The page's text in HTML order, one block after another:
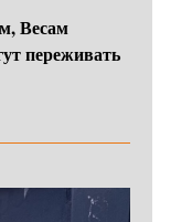
Весам
переживать